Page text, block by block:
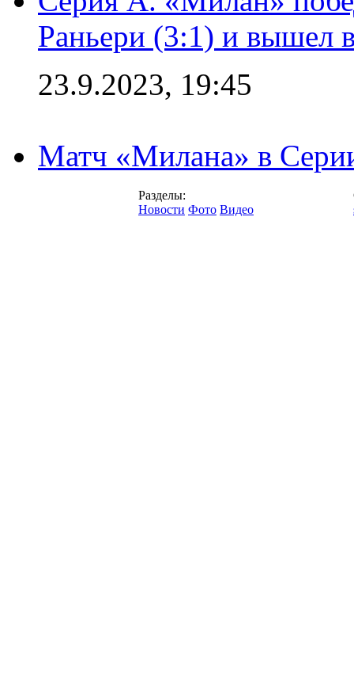
Раньери (3:1) и вышел
23.9.2023, 19:45
Матч «Милана» в
Разделы:
Новости Фото Видео